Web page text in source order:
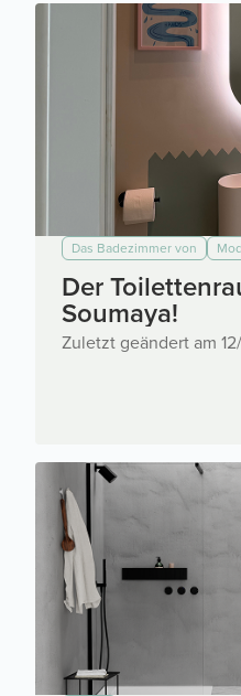
Das Badezimmer von
Der
Soumaya!
Zuletzt geändert am